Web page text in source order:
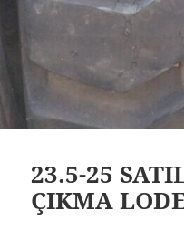
23.5-25
ÇIKMA